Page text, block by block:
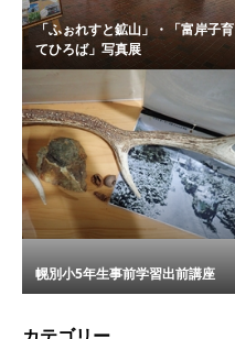
「ふぉれすと鉱山」・「富岸子育
てひろば」写真展
幌別小5年生事前学習出前講座